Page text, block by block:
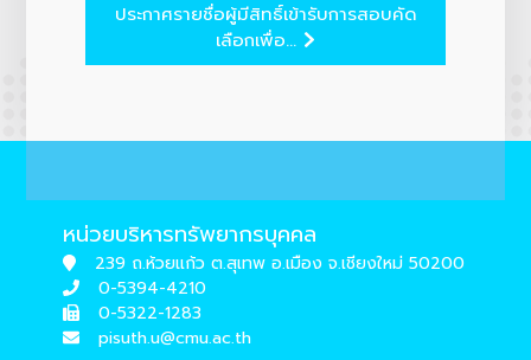
ประกาศรายชื่อผู้มีสิทธิ์เข้ารับการสอบคัด
เลือกเพื่อ...
หน่วยบริหารทรัพยากรบุคคล
239 ถ.ห้วยแก้ว ต.สุเทพ อ.เมือง จ.เชียงใหม่ 50200
0-5394-4210
0-5322-1283
pisuth.u@cmu.ac.th